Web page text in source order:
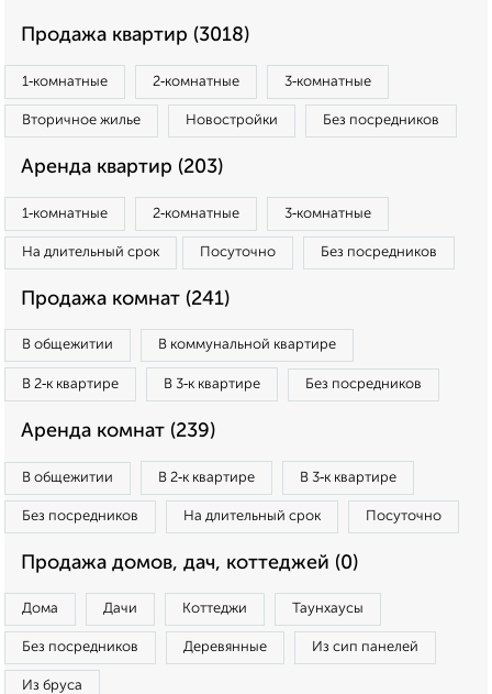
Продажа квартир (3018)
1‑комнатные 2‑комнатные 3‑комнатные
Вторичное жилье Новостройки Без посредников
Аренда квартир (203)
1‑комнатные 2‑комнатные 3‑комнатные
На длительный срок Посуточно Без посредников
Продажа комнат (241)
В общежитии В коммунальной квартире
В 2‑к квартире В 3‑к квартире Без посредников
Аренда комнат (239)
В общежитии В 2‑к квартире В 3‑к квартире
Без посредников На длительный срок Посуточно
Продажа домов, дач, коттеджей (0)
Дома Дачи Коттеджи Таунхаусы
Без посредников Деревянные Из сип панелей
Из бруса